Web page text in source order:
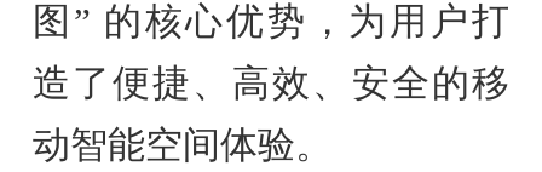
图” 的核心优势，为用户打
造了便捷、高效、安全的移
动智能空间体验。